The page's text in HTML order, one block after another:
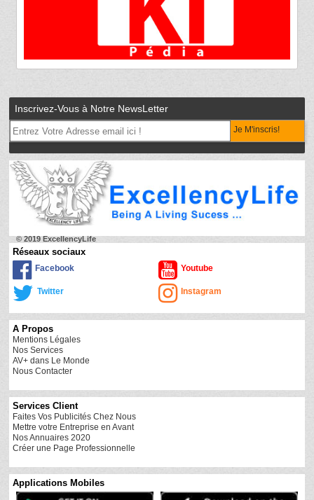
Inscrivez-Vous à Notre NewsLetter
Je M'inscris!
© 2019 ExcellencyLife
Réseaux sociaux
Facebook Youtube
Twitter Instagram
A Propos
Mentions Légales
Nos Services
AV+ dans Le Monde
Nous Contacter
Services Client
Faites Vos Publicités Chez Nous
Mettre votre Entreprise en Avant
Nos Annuaires 2020
Créer une Page Professionnelle
Applications Mobiles